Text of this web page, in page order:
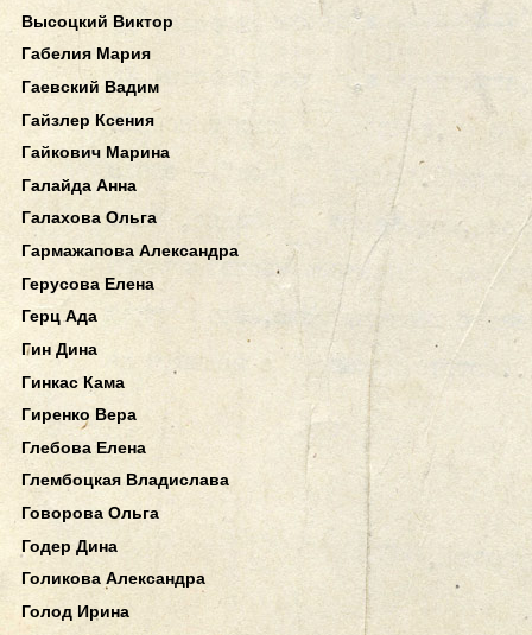
Высоцкий Виктор
Габелия Мария
Гаевский Вадим
Гайзлер Ксения
Гайкович Марина
Галайда Анна
Галахова Ольга
Гармажапова Александра
Герусова Елена
Герц Ада
Гин Дина
Гинкас Кама
Гиренко Вера
Глебова Елена
Глембоцкая Владислава
Говорова Ольга
Годер Дина
Голикова Александра
Голод Ирина